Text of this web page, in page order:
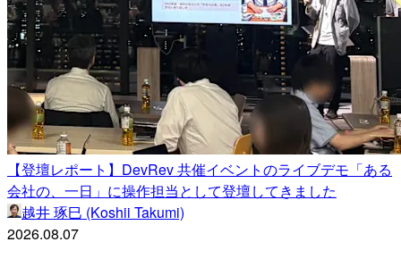
【登壇レポート】DevRev 共催イベントのライブデモ「ある
会社の、一日」に操作担当として登壇してきました
越井 琢巳 (Koshii Takumi)
2026.08.07